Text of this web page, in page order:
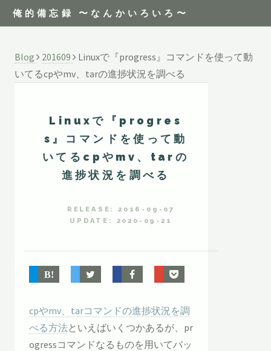
俺的備忘録 〜なんかいろいろ〜
Blog 201609
Linuxで『progress』コマンドを使って動
いてるcpやmv、tarの進捗状況を調べる
Linuxで『progres
s』コマンドを使って動
いてるcpやmv、tarの
進捗状況を調べる
RELEASE: 2016-09-07
UPDATE: 2020-09-21
cpやmv、tarコマンドの進捗状況を調
べる方法といえばいくつかあるが、pr
ogressコマンドなるものを用いてバッ